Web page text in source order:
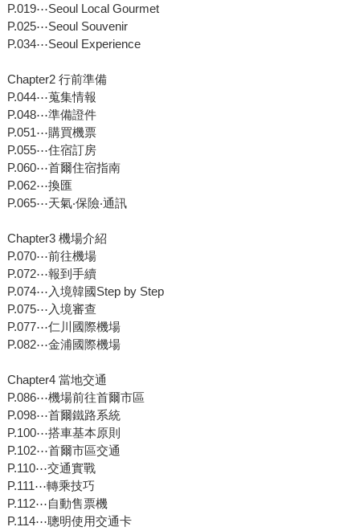
P.019⋯Seoul Local Gourmet
P.025⋯Seoul Souvenir
P.034⋯Seoul Experience
Chapter2 行前準備
P.044⋯蒐集情報
P.048⋯準備證件
P.051⋯購買機票
P.055⋯住宿訂房
P.060⋯首爾住宿指南
P.062⋯換匯
P.065⋯天氣‧保險‧通訊
Chapter3 機場介紹
P.070⋯前往機場
P.072⋯報到手續
P.074⋯入境韓國Step by Step
P.075⋯入境審查
P.077⋯仁川國際機場
P.082⋯金浦國際機場
Chapter4 當地交通
P.086⋯機場前往首爾市區
P.098⋯首爾鐵路系統
P.100⋯搭車基本原則
P.102⋯首爾市區交通
P.110⋯交通實戰
P.111⋯轉乘技巧
P.112⋯自動售票機
P.114⋯聰明使用交通卡